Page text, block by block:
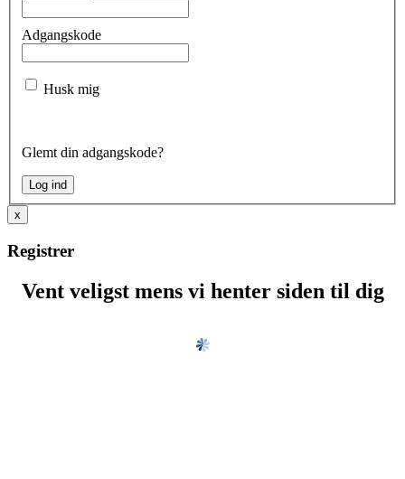
Adgangskode
Husk mig
Glemt din adgangskode?
x
Registrer
Vent veligst mens vi henter siden til dig